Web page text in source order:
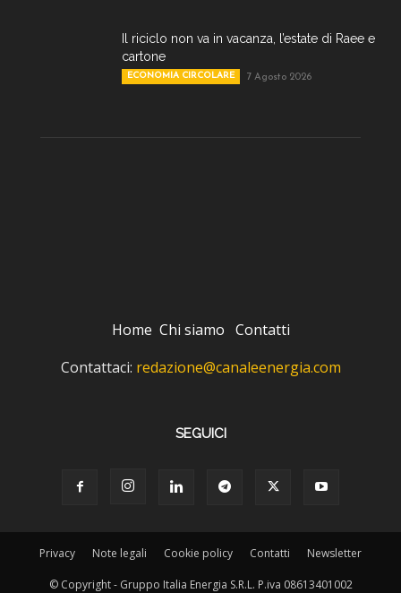
Il riciclo non va in vacanza, l’estate di Raee e
cartone
ECONOMIA CIRCOLARE 7 Agosto 2026
Home Chi siamo Contatti
Contattaci: redazione@canaleenergia.com
SEGUICI
Privacy Note legali Cookie policy Contatti Newsletter
© Copyright - Gruppo Italia Energia S.R.L. P.iva 08613401002